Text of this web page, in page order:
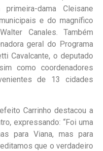
dama Cleisane
e do magnífico
Canales. Também
geral do Programa
Cavalcante, o deputado
como coordenadores
de 13 cidades
Carrinho destacou a
expressando: “Foi uma
para Viana, mas para
que o verdadeiro